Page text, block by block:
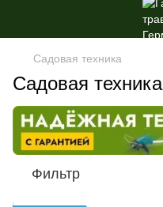
Садовая техника
Садовая техника
Фильтр